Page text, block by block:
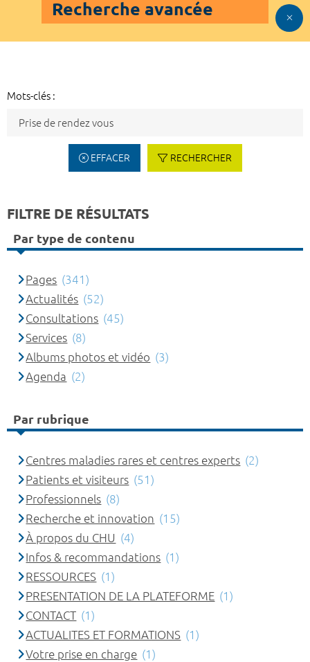
Recherche avancée
Mots-clés :
EFFACER RECHERCHER
FILTRE DE RÉSULTATS
Par type de contenu
Pages (341)
Actualités (52)
Consultations (45)
Services (8)
Albums photos et vidéo (3)
Agenda (2)
Par rubrique
Centres maladies rares et centres experts (2)
Patients et visiteurs (51)
Professionnels (8)
Recherche et innovation (15)
À propos du CHU (4)
Infos & recommandations (1)
RESSOURCES (1)
PRESENTATION DE LA PLATEFORME (1)
CONTACT (1)
ACTUALITES ET FORMATIONS (1)
Votre prise en charge (1)